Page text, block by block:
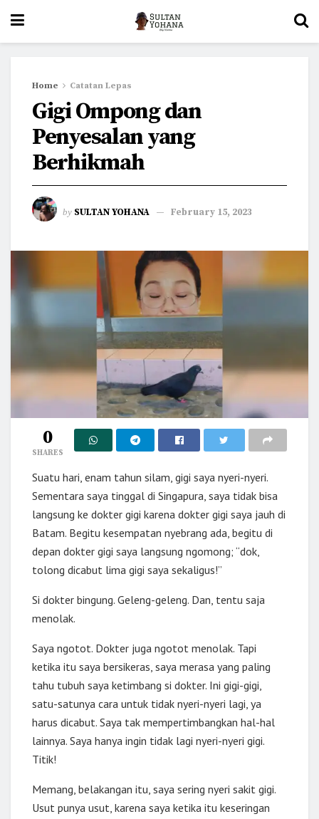
Home Catatan Lepas
Gigi Ompong dan
Penyesalan yang
Berhikmah
by SULTAN YOHANA February 15, 2023
0
SHARES
Suatu hari, enam tahun silam, gigi saya nyeri-nyeri.
Sementara saya tinggal di Singapura, saya tidak bisa
langsung ke dokter gigi karena dokter gigi saya jauh di
Batam. Begitu kesempatan nyebrang ada, begitu di
depan dokter gigi saya langsung ngomong; “dok,
tolong dicabut lima gigi saya sekaligus!”
Si dokter bingung. Geleng-geleng. Dan, tentu saja
menolak.
Saya ngotot. Dokter juga ngotot menolak. Tapi
ketika itu saya bersikeras, saya merasa yang paling
tahu tubuh saya ketimbang si dokter. Ini gigi-gigi,
satu-satunya cara untuk tidak nyeri-nyeri lagi, ya
harus dicabut. Saya tak mempertimbangkan hal-hal
lainnya. Saya hanya ingin tidak lagi nyeri-nyeri gigi.
Titik!
Memang, belakangan itu, saya sering nyeri sakit gigi.
Usut punya usut, karena saya ketika itu keseringan